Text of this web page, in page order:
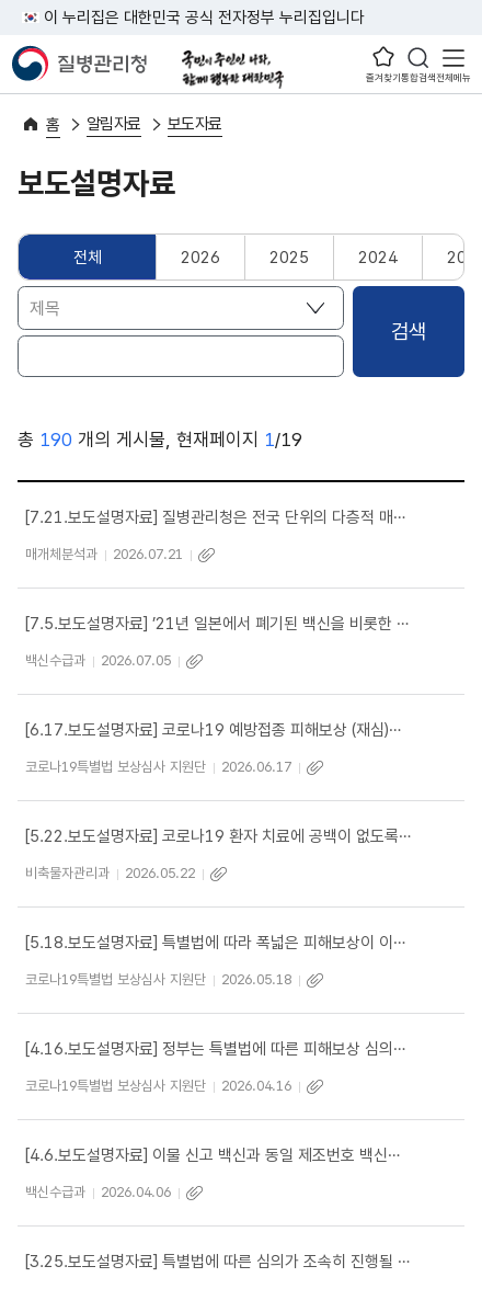
이 누리집은 대한민국 공식 전자정부 누리집입니다
즐겨찾기통합검색전체메뉴
홈 알림자료 보도자료
보도설명자료
전체 2026 2025 2024 2023
총 190 개의 게시물, 현재페이지 1/19
[7.21.보도설명자료] 질병관리청은 전국 단위의 다층적 매개체 감시체계를 운영하고 있습니다.
매개체분석과 2026.07.21
[7.5.보도설명자료] ’21년 일본에서 폐기된 백신을 비롯한 문제 백신은 도입되어 접종된 바 없습니다.
백신수급과 2026.07.05
[6.17.보도설명자료] 코로나19 예방접종 피해보상 (재심)위원회는 신중하고 면밀하게 심의를 진행하고 있습니다.
코로나19특별법 보상심사 지원단 2026.06.17
[5.22.보도설명자료] 코로나19 환자 치료에 공백이 없도록 만전을 기하겠습니다.
비축물자관리과 2026.05.22
[5.18.보도설명자료] 특별법에 따라 폭넓은 피해보상이 이루어질 수 있도록 적극 지원하겠습니다.
코로나19특별법 보상심사 지원단 2026.05.18
[4.16.보도설명자료] 정부는 특별법에 따른 피해보상 심의가 공정하게 진행될 수 있도록 적극 지원하겠습니다.
코로나19특별법 보상심사 지원단 2026.04.16
[4.6.보도설명자료] 이물 신고 백신과 동일 제조번호 백신은 안전성 문제가 없어 제조번호 공개대상이 아닙니다.
백신수급과 2026.04.06
[3.25.보도설명자료] 특별법에 따른 심의가 조속히 진행될 수 있도록 적극 지원하겠습니다.